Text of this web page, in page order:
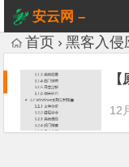
安云网 –
AnYun.ORG
首页 黑客入侵
12